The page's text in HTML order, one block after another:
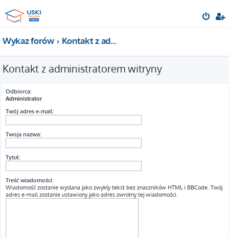
Wykaz forów Kontakt z administratorem witryny
Kontakt z administratorem witryny
Odbiorca:
Administrator
Twój adres e-mail:
Twoja nazwa:
Tytuł:
Treść wiadomości:
Wiadomość zostanie wysłana jako zwykły tekst bez znaczników HTML i BBCode. Twój
adres e-mail zostanie ustawiony jako adres zwrotny tej wiadomości.